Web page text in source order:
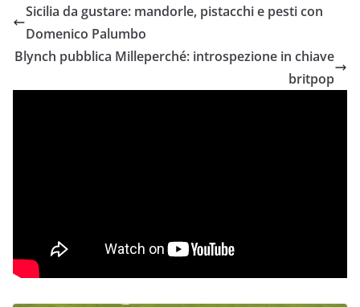
Sicilia da gustare: mandorle, pistacchi e pesti con
Domenico Palumbo
Blynch pubblica Milleperché: introspezione in chiave
britpop